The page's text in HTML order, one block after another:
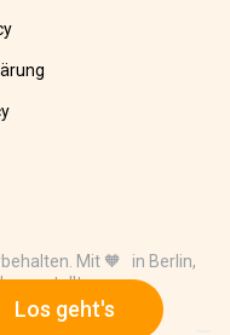
Los geht's
Mit 🧡 in Berlin,
hergestellt.